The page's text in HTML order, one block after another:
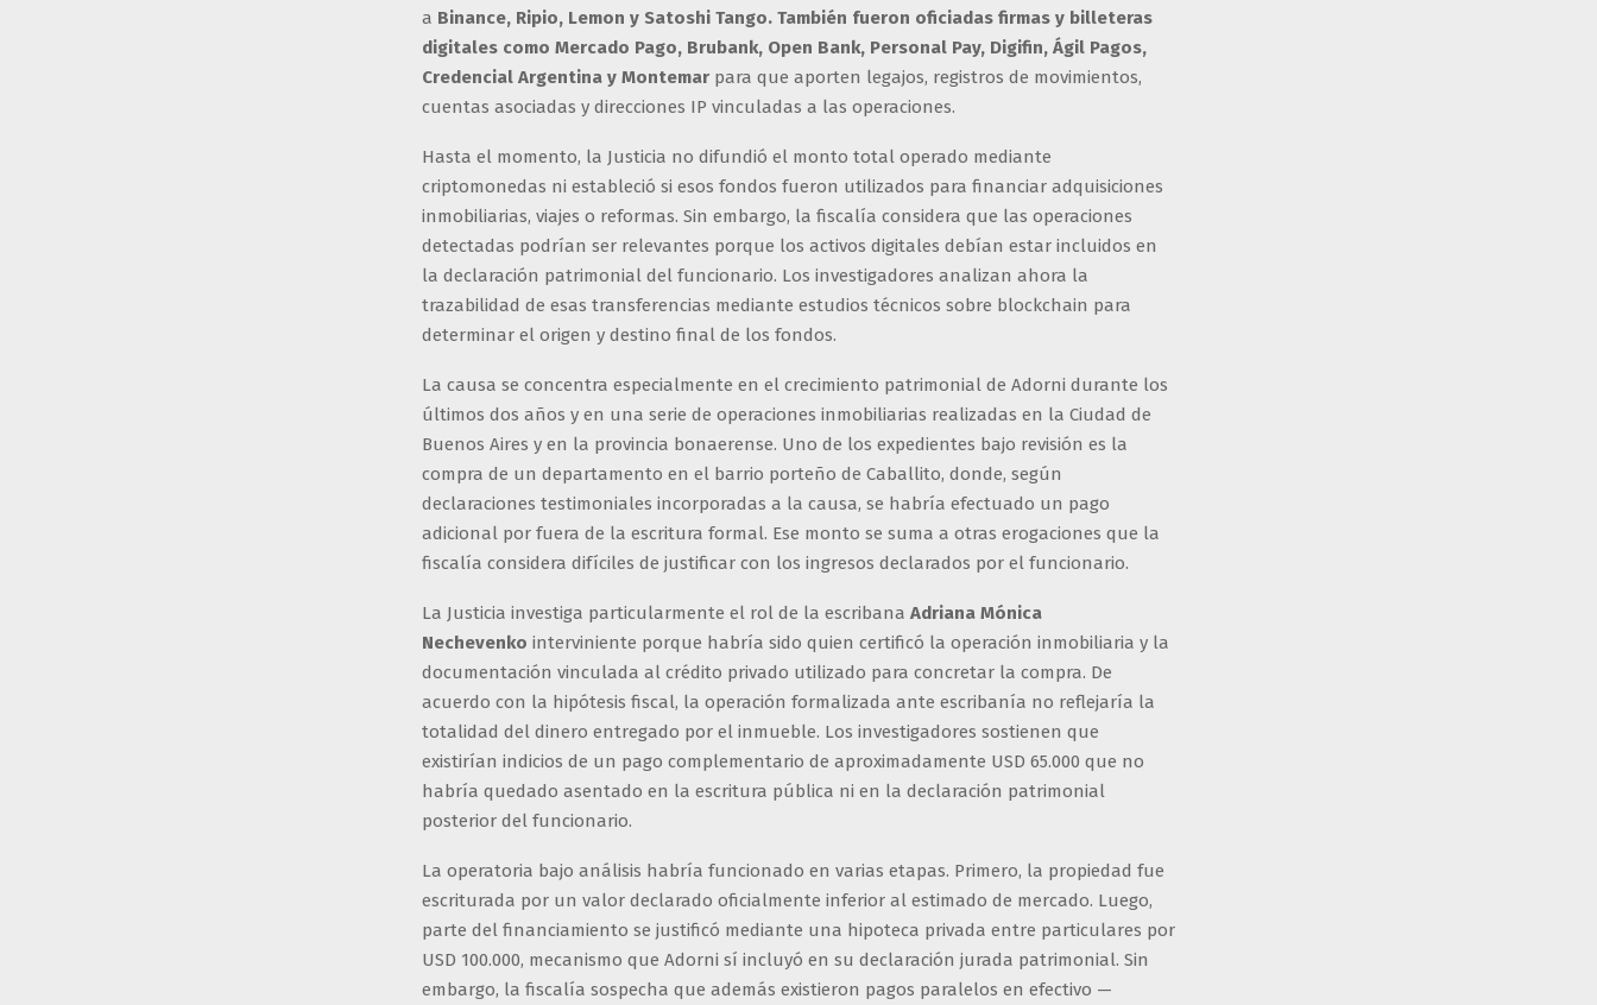
a Binance, Ripio, Lemon y Satoshi Tango. También fueron oficiadas firmas y billeteras
digitales como Mercado Pago, Brubank, Open Bank, Personal Pay, Digifin, Ágil Pagos,
Credencial Argentina y Montemar para que aporten legajos, registros de movimientos,
cuentas asociadas y direcciones IP vinculadas a las operaciones.
Hasta el momento, la Justicia no difundió el monto total operado mediante
criptomonedas ni estableció si esos fondos fueron utilizados para financiar adquisiciones
inmobiliarias, viajes o reformas. Sin embargo, la fiscalía considera que las operaciones
detectadas podrían ser relevantes porque los activos digitales debían estar incluidos en
la declaración patrimonial del funcionario. Los investigadores analizan ahora la
trazabilidad de esas transferencias mediante estudios técnicos sobre blockchain para
determinar el origen y destino final de los fondos.
La causa se concentra especialmente en el crecimiento patrimonial de Adorni durante los
últimos dos años y en una serie de operaciones inmobiliarias realizadas en la Ciudad de
Buenos Aires y en la provincia bonaerense. Uno de los expedientes bajo revisión es la
compra de un departamento en el barrio porteño de Caballito, donde, según
declaraciones testimoniales incorporadas a la causa, se habría efectuado un pago
adicional por fuera de la escritura formal. Ese monto se suma a otras erogaciones que la
fiscalía considera difíciles de justificar con los ingresos declarados por el funcionario.
La Justicia investiga particularmente el rol de la escribana Adriana Mónica
Nechevenko interviniente porque habría sido quien certificó la operación inmobiliaria y la
documentación vinculada al crédito privado utilizado para concretar la compra. De
acuerdo con la hipótesis fiscal, la operación formalizada ante escribanía no reflejaría la
totalidad del dinero entregado por el inmueble. Los investigadores sostienen que
existirían indicios de un pago complementario de aproximadamente USD 65.000 que no
habría quedado asentado en la escritura pública ni en la declaración patrimonial
posterior del funcionario.
La operatoria bajo análisis habría funcionado en varias etapas. Primero, la propiedad fue
escriturada por un valor declarado oficialmente inferior al estimado de mercado. Luego,
parte del financiamiento se justificó mediante una hipoteca privada entre particulares por
USD 100.000, mecanismo que Adorni sí incluyó en su declaración jurada patrimonial. Sin
embargo, la fiscalía sospecha que además existieron pagos paralelos en efectivo —